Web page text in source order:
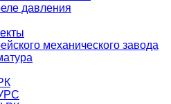
давления
механического завода